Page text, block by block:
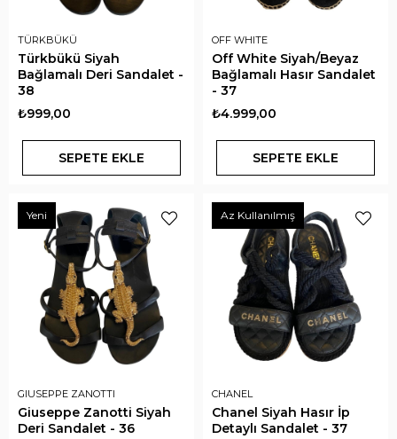
TÜRKBÜKÜ
Türkbükü Siyah
Bağlamalı Deri Sandalet -
38
₺999,00
SEPETE EKLE
OFF WHITE
Off White Siyah/Beyaz
Bağlamalı Hasır Sandalet
- 37
₺4.999,00
SEPETE EKLE
GIUSEPPE ZANOTTI
Giuseppe Zanotti Siyah
Deri Sandalet - 36
Yeni
CHANEL
Chanel Siyah Hasır İp
Detaylı Sandalet - 37
Az Kullanılmış